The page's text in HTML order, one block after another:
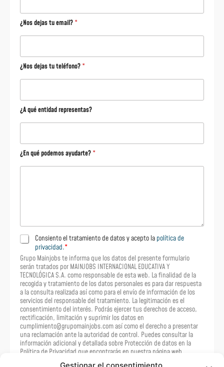
¿Nos dejas tu email? *
¿Nos dejas tu teléfono? *
¿A qué entidad representas?
¿En qué podemos ayudarte? *
T
a
t
a
m
i
e
n
t
o
d
e
Consiento el tratamiento de datos y acepto la política de
privacidad.*
Grupo Mainjobs te informa que los datos del presente formulario
serán tratados por MAINJOBS INTERNACIONAL EDUCATIVA Y
TECNOLÓGICA S.A. como responsable de esta web. La finalidad de la
recogida y tratamiento de los datos personales es para dar respuesta
a la consulta realizada así como para el envío de información de los
servicios del responsable del tratamiento. La legitimación es el
consentimiento del interés. Podrás ejercer tus derechos de acceso,
rectificación, limitación y suprimir los datos en
cumplimiento@grupomainjobs.com así como el derecho a presentar
una reclamación ante la autoridad de control. Puedes consultar la
información adicional y detallada sobre Protección de datos en la
Política de Privacidad que encontrarás en nuestra página web
grupomainjobs.com